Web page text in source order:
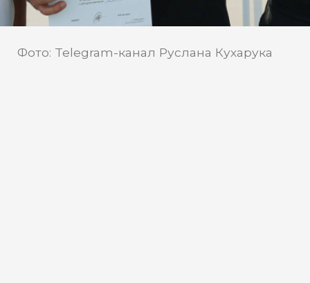
Фото: Telegram-канал Руслана Кухарука